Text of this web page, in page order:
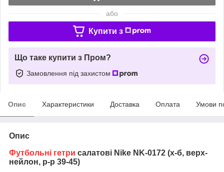
або
Купити з
Що таке купити з Пром?
Замовлення під захистом
Опис Характеристики Доставка Оплата Умови
Опис
Футбольні гетри салатові Nike NK-0172 (х-б, верх-
нейлон, р-р 39-45)